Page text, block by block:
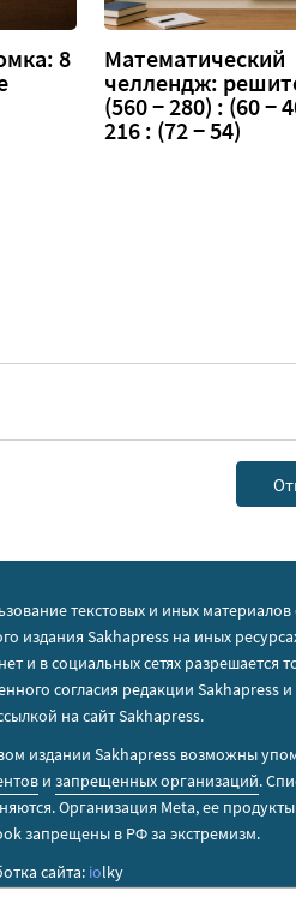
8
Математический
челлендж:
(560 − 280) : (60 −
216 : (72 − 54)
текстовых и иных материалов
издания Sakhapress на иных
и в социальных сетях разрешается
согласия редакции Sakhapress и
на сайт Sakhapress.
издании Sakhapress возможны
изапрещенных организаций.
Организация Metа, ее
запрещены в РФ за экстремизм.
сайта: iolky